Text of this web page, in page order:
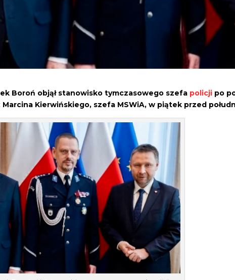
Boroń objął stanowisko tymczasowego szefa policji po
Kierwińskiego, szefa MSWiA, w piątek przed